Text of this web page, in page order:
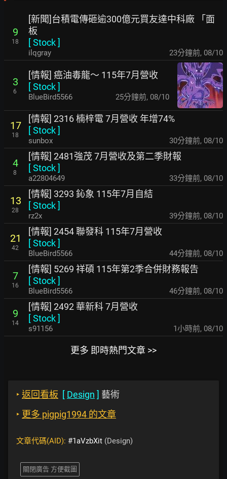
9
18
[新聞]台積電傳砸逾300億元買友達中科廠 「面
板
[Stock]
ilqgray 23分鐘前, 08/10
3
6
[情報] 癌油毒龍～ 115年7月營收
[Stock]
BlueBird5566 25分鐘前, 08/10
17
18
[情報] 2316 楠梓電 7月營收 年增74%
[Stock]
sunbox 30分鐘前, 08/10
4
8
[情報] 2481強茂 7月營收及第二季財報
[Stock]
a22804649 33分鐘前, 08/10
13
28
[情報] 3293 鈊象 115年7月自結
[Stock]
rz2x 39分鐘前, 08/10
21
42
[情報] 2454 聯發科 115年7月營收
[Stock]
BlueBird5566 44分鐘前, 08/10
7
16
[情報] 5269 祥碩 115年第2季合併財務報告
[Stock]
BlueBird5566 46分鐘前, 08/10
9
14
[情報] 2492 華新科 7月營收
[Stock]
s91156 1小時前, 08/10
更多 即時熱門文章 >>
‣ 返回看板 [ Design ] 藝術
‣ 更多 pigpig1994 的文章
文章代碼(AID): #1aVzbXit (Design)
關閉廣告 方便截圖